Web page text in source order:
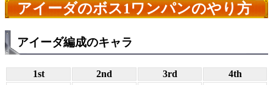
アイーダのボス1ワンパンのやり方
アイーダ編成のキャラ
1st 2nd 3rd 4th